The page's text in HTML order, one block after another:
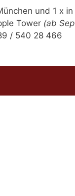
und 1 x
Tower (ab
/ 540 28 466